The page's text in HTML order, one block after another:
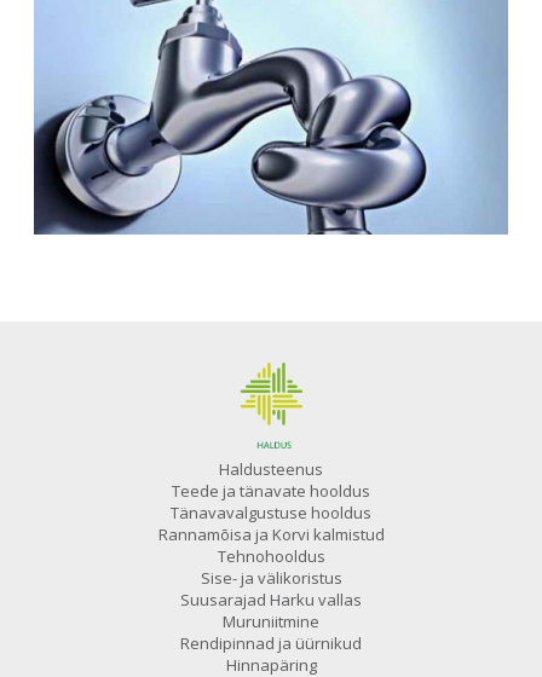
Haldusteenus
Teede ja tänavate hooldus
Tänavavalgustuse hooldus
Rannamõisa ja Korvi kalmistud
Tehnohooldus
Sise- ja välikoristus
Suusarajad Harku vallas
Muruniitmine
Rendipinnad ja üürnikud
Hinnapäring